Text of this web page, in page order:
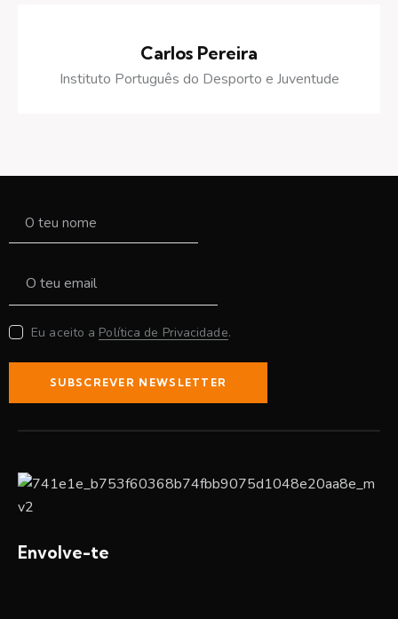
Carlos Pereira
Instituto Português do Desporto e Juventude
Eu aceito a Política de Privacidade.
SUBSCREVER NEWSLETTER
Envolve-te